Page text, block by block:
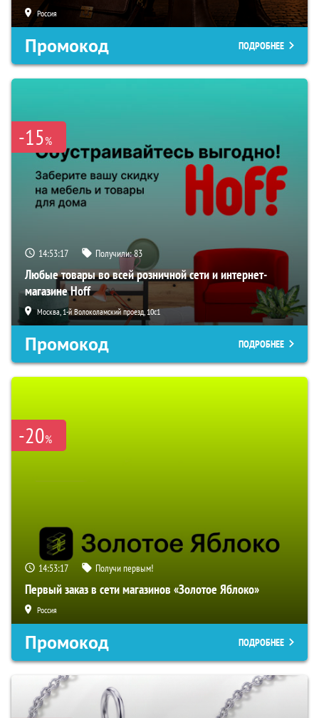
Россия
Промокод ПОДРОБНЕЕ
-15%
14:53:16 Получили:83
Любые товары во всей розничной сети и интернет-
магазине Hoff
Москва, 1-й Волоколамский проезд, 10с1
Промокод ПОДРОБНЕЕ
-20%
14:53:16 Получи первым!
Первый заказ в сети магазинов «Золотое Яблоко»
Россия
Промокод ПОДРОБНЕЕ